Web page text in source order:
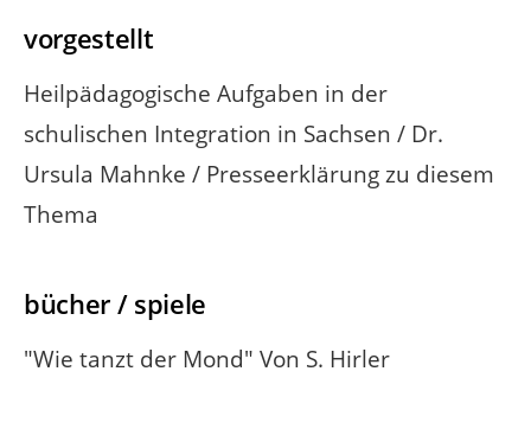
vorgestellt
Heilpädagogische Aufgaben in der
schulischen Integration in Sachsen / Dr.
Ursula Mahnke / Presseerklärung zu diesem
Thema
bücher / spiele
"Wie tanzt der Mond" Von S. Hirler